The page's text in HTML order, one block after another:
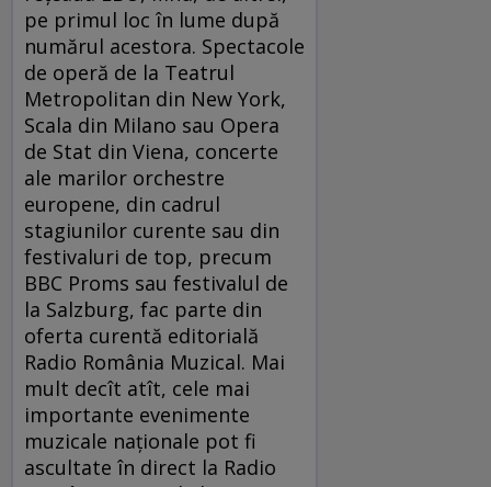
pe primul loc în lume după
numărul acestora. Spectacole
de operă de la Teatrul
Metropolitan din New York,
Scala din Milano sau Opera
de Stat din Viena, concerte
ale marilor orchestre
europene, din cadrul
stagiunilor curente sau din
festivaluri de top, precum
BBC Proms sau festivalul de
la Salzburg, fac parte din
oferta curentă editorială
Radio România Muzical. Mai
mult decît atît, cele mai
importante evenimente
muzicale naționale pot fi
ascultate în direct la Radio